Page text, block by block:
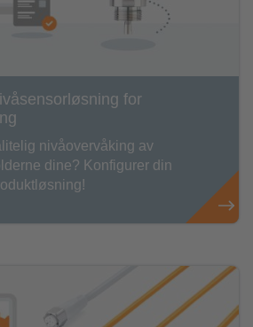
for
nivåovervåking av
dine? Konfigurer din